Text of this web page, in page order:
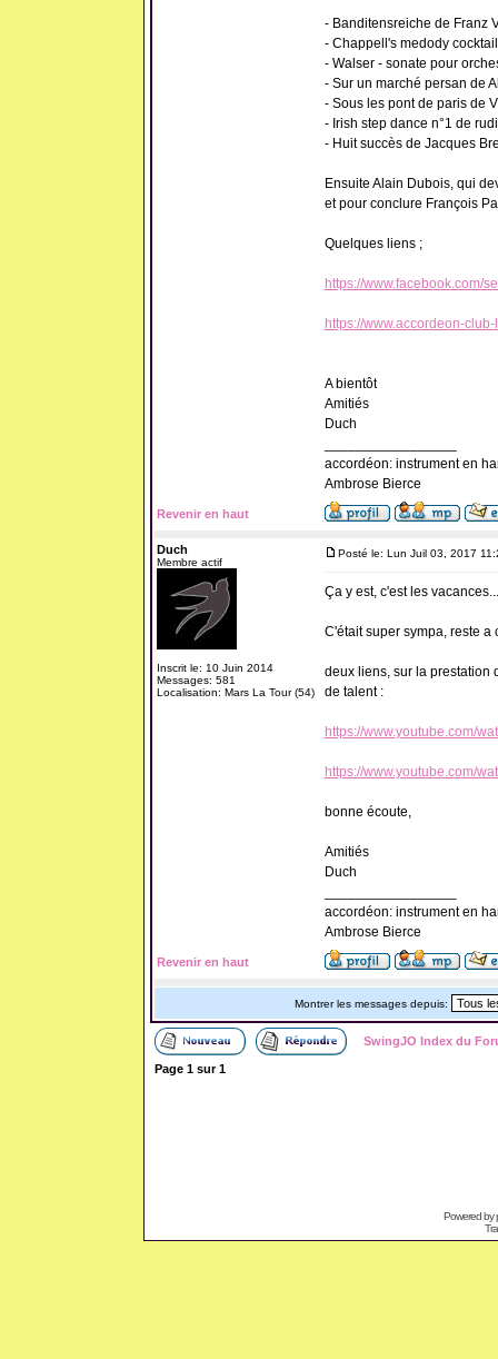
- Banditensreiche de Franz
- Chappell's medody
- Walser - sonate pour
- Sur un marché persan de
- Sous les pont de paris de
- Irish step dance n°1 de
- Huit succès de Jacques
Ensuite Alain Dubois, qui
et pour conclure François
Quelques liens ;
https://www.facebook.com/
https://www.accordeon-
A bientôt
Amitiés
Duch
accordéon: instrument en
Ambrose Bierce
Revenir en haut
Duch
Membre actif
Inscrit le: 10 Juin 2014
Messages: 581
Localisation: Mars La Tour (54)
Posté le: Lun Juil 03, 2017
Ça y est, c'est les
C'était super sympa, reste
deux liens, sur la prestation
de talent :
https://www.youtube.com/
https://www.youtube.com/
bonne écoute,
Amitiés
Duch
accordéon: instrument en
Ambrose Bierce
Revenir en haut
Montrer les messages depuis:
SwingJO Index du
Page 1sur1
Powered by